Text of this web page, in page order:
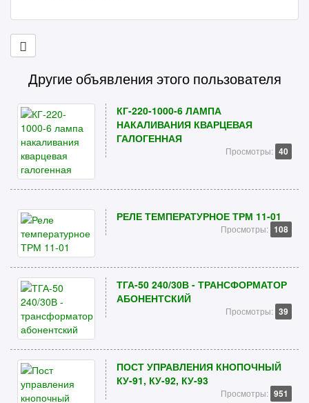
Другие объявления этого пользователя
КГ-220-1000-6 ЛАМПА
НАКАЛИВАНИЯ КВАРЦЕВАЯ
ГАЛОГЕННАЯ
Просмотры: 40
РЕЛЕ ТЕМПЕРАТУРНОЕ ТРМ 11-01
Просмотры: 108
ТГА-50 240/30В - ТРАНСФОРМАТОР
АБОНЕНТСКИЙ
Просмотры: 39
ПОСТ УПРАВЛЕНИЯ КНОПОЧНЫЙ
КУ-91, КУ-92, КУ-93
Просмотры: 951